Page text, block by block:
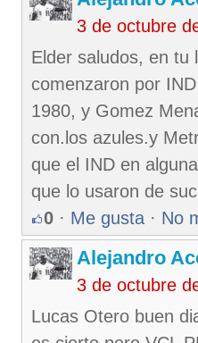
3 de octubre
Elder saludos, en tu
comenzaron por
1980, y Gomez
con.los azules.y
que el IND en
que lo usaron de
0 · Me gusta · No
Alejandro
3 de octubre
Lucas Otero buen